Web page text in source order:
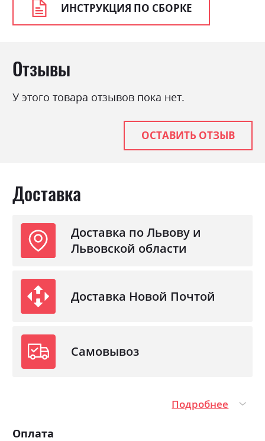
Стиль
мінімалізм, модерн
Спальное место
С матрасом
ИНСТРУКЦИЯ ПО СБОРКЕ
Отзывы
У этого товара отзывов пока нет.
ОСТАВИТЬ ОТЗЫВ
Доставка
Доставка по Львову и
Львовской области
Доставка Новой Почтой
Самовывоз
Подробнее
Оплата